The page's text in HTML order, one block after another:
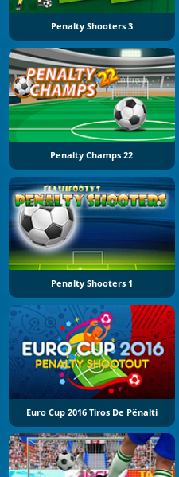
Penalty Shooters 3
Penalty Champs 22
Penalty Shooters 1
Euro Cup 2016 Tiros De Pênalti